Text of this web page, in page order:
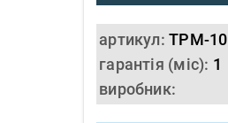
артикул:TPM-10
гарантія (міс): 1
виробник: